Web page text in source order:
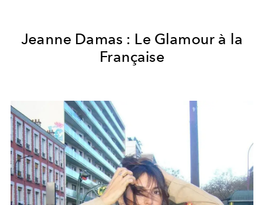
Jeanne Damas : Le Glamour à la
Française